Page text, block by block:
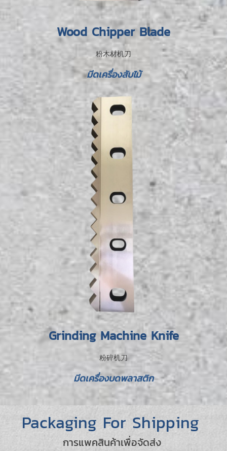
Wood Chipper Blade
粉木材机刀
มีดเครื่องสับไม้
Grinding Machine Knife
粉碎机刀
มีดเครื่องบดพลาสติก
Packaging For Shipping
การแพคสินค้าเพื่อจัดส่ง